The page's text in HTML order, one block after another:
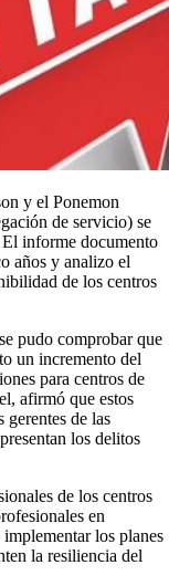
y el Ponemon
de servicio) se
informe documento
años y analizo el
de los centros
pudo comprobar que
un incremento del
para centros de
afirmó que estos
gerentes de las
los delitos
de los centros
en
los planes
la resiliencia del